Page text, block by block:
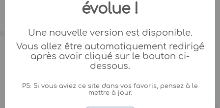
évolue !
Une nouvelle version est disponible.
Vous allez être automatiquement redirigé
après avoir cliqué sur le bouton ci-
dessous.
PS: Si vous aviez ce site dans vos favoris, pensez à le
mettre à jour.